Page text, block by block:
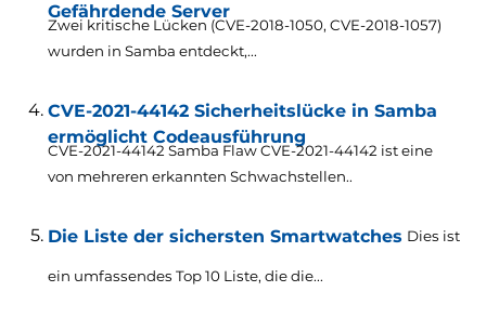
Gefährdende Server
Zwei kritische Lücken (CVE-2018-1050, CVE-2018-1057)
wurden in Samba entdeckt,...
CVE-2021-44142 Sicherheitslücke in Samba
ermöglicht Codeausführung
CVE-2021-44142 Samba Flaw CVE-2021-44142 ist eine
von mehreren erkannten Schwachstellen..
Die Liste der sichersten Smartwatches Dies ist
ein umfassendes Top 10 Liste, die die...